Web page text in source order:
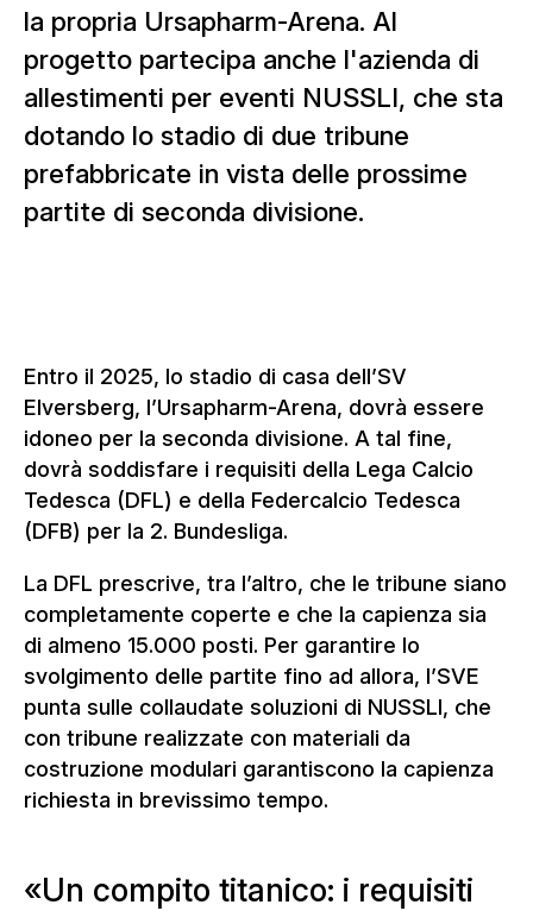
la propria Ursapharm-Arena. Al
progetto partecipa anche l'azienda di
allestimenti per eventi NUSSLI, che sta
dotando lo stadio di due tribune
prefabbricate in vista delle prossime
partite di seconda divisione.
Entro il 2025, lo stadio di casa dell’SV
Elversberg, l’Ursapharm-Arena, dovrà essere
idoneo per la seconda divisione. A tal fine,
dovrà soddisfare i requisiti della Lega Calcio
Tedesca (DFL) e della Federcalcio Tedesca
(DFB) per la 2. Bundesliga.
La DFL prescrive, tra l’altro, che le tribune siano
completamente coperte e che la capienza sia
di almeno 15.000 posti. Per garantire lo
svolgimento delle partite fino ad allora, l’SVE
punta sulle collaudate soluzioni di NUSSLI, che
con tribune realizzate con materiali da
costruzione modulari garantiscono la capienza
richiesta in brevissimo tempo.
Un compito titanico: i requisiti